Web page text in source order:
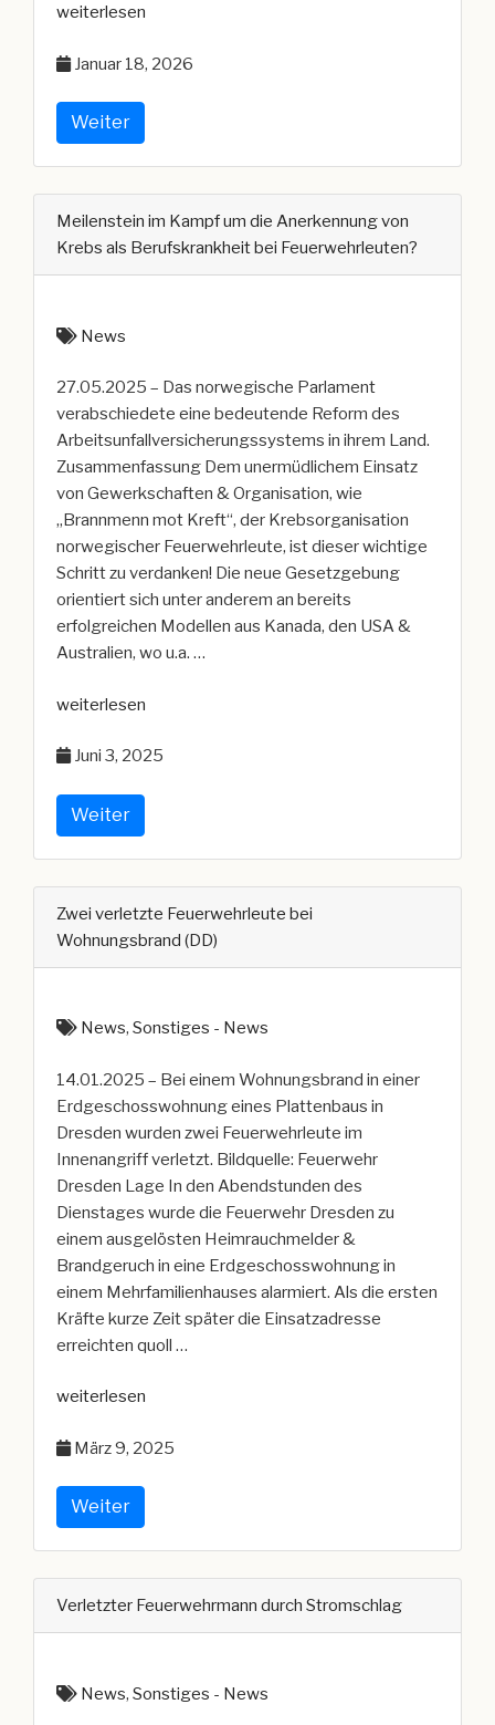
„Ein
Feuerwehrmann
Wohnhausbrand“
weiterlesen
Januar 18, 2026
Weiter
Meilenstein im Kampf um die Anerkennung von
Krebs als Berufskrankheit bei Feuerwehrleuten?
News
27.05.2025 – Das norwegische Parlament
verabschiedete eine bedeutende Reform des
Arbeitsunfallversicherungssystems in ihrem Land.
Zusammenfassung Dem unermüdlichem Einsatz
von Gewerkschaften & Organisation, wie
„Brannmenn mot Kreft“, der Krebsorganisation
norwegischer Feuerwehrleute, ist dieser wichtige
Schritt zu verdanken! Die neue Gesetzgebung
orientiert sich unter anderem an bereits
erfolgreichen Modellen aus Kanada, den USA &
Australien, wo u.a. …
„Meilenstein
Kampf
die
Anerkennung
von
Krebs
als
Berufskrankheit
bei
weiterlesen
Juni 3, 2025
Weiter
Zwei verletzte Feuerwehrleute bei
Wohnungsbrand (DD)
News, Sonstiges - News
14.01.2025 – Bei einem Wohnungsbrand in einer
Erdgeschosswohnung eines Plattenbaus in
Dresden wurden zwei Feuerwehrleute im
Innenangriff verletzt. Bildquelle: Feuerwehr
Dresden Lage In den Abendstunden des
Dienstages wurde die Feuerwehr Dresden zu
einem ausgelösten Heimrauchmelder &
Brandgeruch in eine Erdgeschosswohnung in
einem Mehrfamilienhauses alarmiert. Als die ersten
Kräfte kurze Zeit später die Einsatzadresse
erreichten quoll …
„Zwei
Feuerwehrleute
Wohnungsbrand
(DD)“
weiterlesen
März 9, 2025
Weiter
Verletzter Feuerwehrmann durch Stromschlag
News, Sonstiges - News